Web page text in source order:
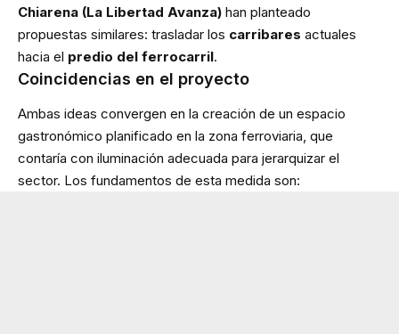
Chiarena (La Libertad Avanza) han planteado
propuestas similares: trasladar los carribares actuales
hacia el predio del ferrocarril.
Coincidencias en el proyecto
Ambas ideas convergen en la creación de un espacio
gastronómico planificado en la zona ferroviaria, que
contaría con iluminación adecuada para jerarquizar el
sector. Los fundamentos de esta medida son: